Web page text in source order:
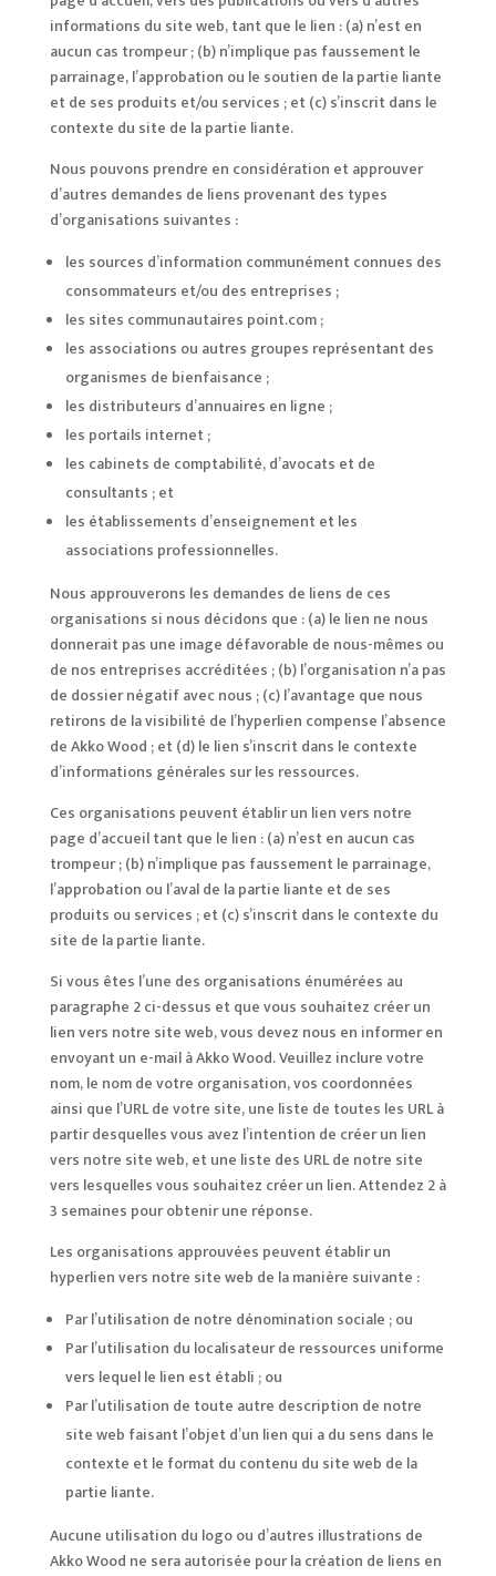
informations du site web, tant que le lien : (a) n’est en
aucun cas trompeur ; (b) n’implique pas faussement le
parrainage, l’approbation ou le soutien de la partie liante
et de ses produits et/ou services ; et (c) s’inscrit dans le
contexte du site de la partie liante.
Nous pouvons prendre en considération et approuver
d’autres demandes de liens provenant des types
d’organisations suivantes :
les sources d’information communément connues des
consommateurs et/ou des entreprises ;
les sites communautaires point.com ;
les associations ou autres groupes représentant des
organismes de bienfaisance ;
les distributeurs d’annuaires en ligne ;
les portails internet ;
les cabinets de comptabilité, d’avocats et de
consultants ; et
les établissements d’enseignement et les
associations professionnelles.
Nous approuverons les demandes de liens de ces
organisations si nous décidons que : (a) le lien ne nous
donnerait pas une image défavorable de nous-mêmes ou
de nos entreprises accréditées ; (b) l’organisation n’a pas
de dossier négatif avec nous ; (c) l’avantage que nous
retirons de la visibilité de l’hyperlien compense l’absence
de Akko Wood ; et (d) le lien s’inscrit dans le contexte
d’informations générales sur les ressources.
Ces organisations peuvent établir un lien vers notre
page d’accueil tant que le lien : (a) n’est en aucun cas
trompeur ; (b) n’implique pas faussement le parrainage,
l’approbation ou l’aval de la partie liante et de ses
produits ou services ; et (c) s’inscrit dans le contexte du
site de la partie liante.
Si vous êtes l’une des organisations énumérées au
paragraphe 2 ci-dessus et que vous souhaitez créer un
lien vers notre site web, vous devez nous en informer en
envoyant un e-mail à Akko Wood. Veuillez inclure votre
nom, le nom de votre organisation, vos coordonnées
ainsi que l’URL de votre site, une liste de toutes les URL à
partir desquelles vous avez l’intention de créer un lien
vers notre site web, et une liste des URL de notre site
vers lesquelles vous souhaitez créer un lien. Attendez 2 à
3 semaines pour obtenir une réponse.
Les organisations approuvées peuvent établir un
hyperlien vers notre site web de la manière suivante :
Par l’utilisation de notre dénomination sociale ; ou
Par l’utilisation du localisateur de ressources uniforme
vers lequel le lien est établi ; ou
Par l’utilisation de toute autre description de notre
site web faisant l’objet d’un lien qui a du sens dans le
contexte et le format du contenu du site web de la
partie liante.
Aucune utilisation du logo ou d’autres illustrations de
Akko Wood ne sera autorisée pour la création de liens en